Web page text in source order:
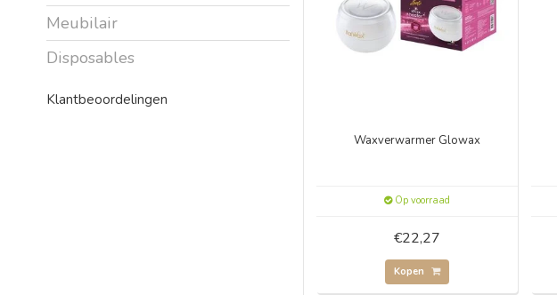
Meubilair
Disposables
Klantbeoordelingen
Waxverwarmer Glowax
Op voorraad
€22,27
Kopen